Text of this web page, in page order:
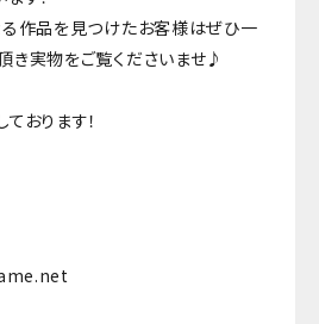
る作品を見つけたお客様はぜひ一
き実物をご覧くださいませ♪
おります！